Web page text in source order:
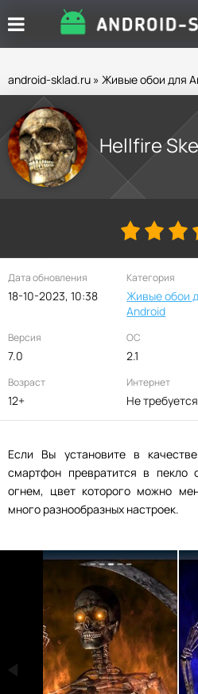
android-sklad.ru » Живые обои для
Hellfire
Дата обновления
18-10-2023, 10:38
Категория
Живые обои
Android
Версия
7.0
ОС
2.1
Возраст
12+
Интернет
Не требуется
Если Вы установите в
смартфон превратится в пекло
огнем, цвет которого можно
много разнообразных настроек.